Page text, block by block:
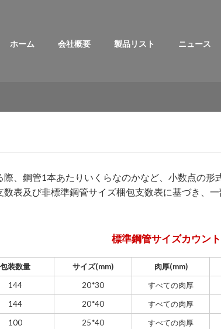
ホーム 会社概要 製品リスト ニュース
、鋼管1本あたりいくらなのかなど、小数点の
表及び非標準鋼管サイズ梱包支数表に基づき、
標準鋼管サイズカウン
包装数量 サイズ(mm) 肉厚(mm)
144 20*30 すべての肉厚
144 20*40 すべての肉厚
100 25*40 すべての肉厚